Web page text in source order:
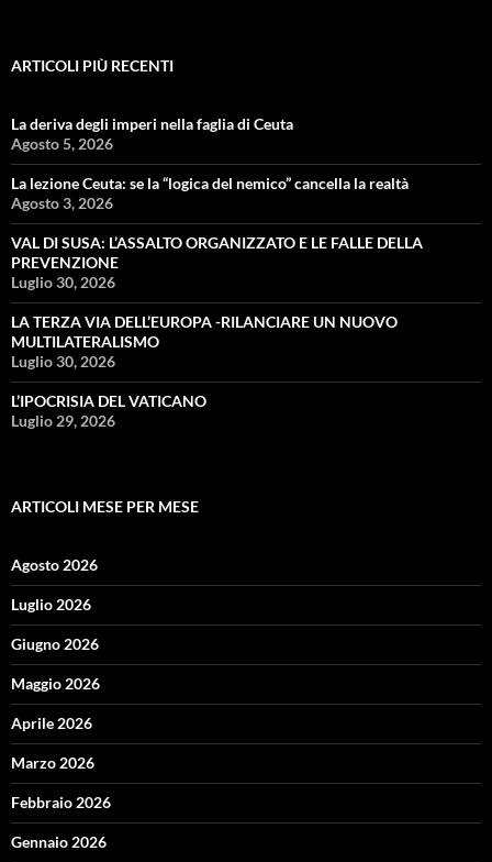
ARTICOLI PIÙ RECENTI
La deriva degli imperi nella faglia di Ceuta
Agosto 5, 2026
La lezione Ceuta: se la “logica del nemico” cancella la realtà
Agosto 3, 2026
VAL DI SUSA: L’ASSALTO ORGANIZZATO E LE FALLE DELLA
PREVENZIONE
Luglio 30, 2026
LA TERZA VIA DELL’EUROPA -RILANCIARE UN NUOVO
MULTILATERALISMO
Luglio 30, 2026
L’IPOCRISIA DEL VATICANO
Luglio 29, 2026
ARTICOLI MESE PER MESE
Agosto 2026
Luglio 2026
Giugno 2026
Maggio 2026
Aprile 2026
Marzo 2026
Febbraio 2026
Gennaio 2026